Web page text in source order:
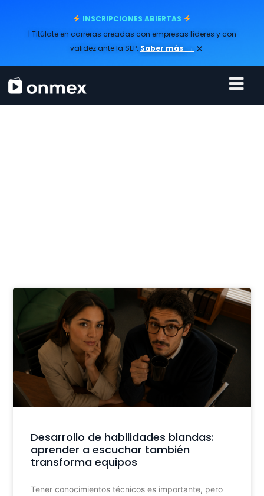
INSCRIPCIONES ABIERTAS
| Titúlate en carreras creadas con empresas líderes y con
validez ante la SEP. Saber más → ×
Desarrollo de habilidades blandas:
aprender a escuchar también
transforma equipos
Tener conocimientos técnicos es importante, pero